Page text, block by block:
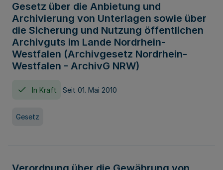
Gesetz über die Anbietung und
Archivierung von Unterlagen sowie über
die Sicherung und Nutzung öffentlichen
Archivguts im Lande Nordrhein-
Westfalen (Archivgesetz Nordrhein-
Westfalen - ArchivG NRW)
In Kraft Seit 01. Mai 2010
Gesetz